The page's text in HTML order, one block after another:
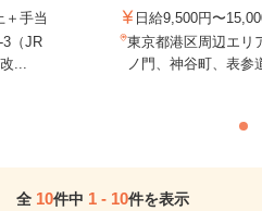
＋手当
3（JR
...
日給9,500円〜
東京都港区周辺エリ
ノ門、神谷町、表参
全 10件中 1 - 10件を表示